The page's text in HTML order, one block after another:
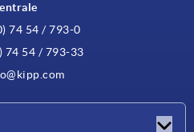
74 54 / 793-0
74 54 / 793-33